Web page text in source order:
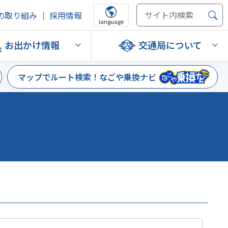
取り組み 採用情報
language
お出かけ情報 交通局について
マップでルート検索！ なごや乗換ナビ